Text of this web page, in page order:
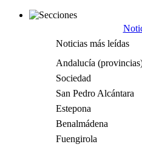
Noticias más leídas
Andalucía
Sociedad
San Pedro Alcántara
Estepona
Benalmádena
Fuengirola